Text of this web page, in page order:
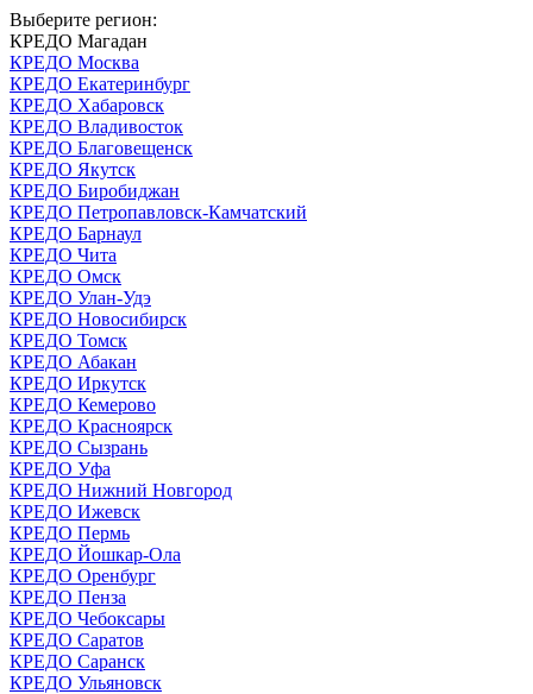
Выберите регион:
КРЕДО Магадан
КРЕДО Москва
КРЕДО Екатеринбург
КРЕДО Хабаровск
КРЕДО Владивосток
КРЕДО Благовещенск
КРЕДО Якутск
КРЕДО Биробиджан
КРЕДО Петропавловск-Камчатский
КРЕДО Барнаул
КРЕДО Чита
КРЕДО Омск
КРЕДО Улан-Удэ
КРЕДО Новосибирск
КРЕДО Томск
КРЕДО Абакан
КРЕДО Иркутск
КРЕДО Кемерово
КРЕДО Красноярск
КРЕДО Сызрань
КРЕДО Уфа
КРЕДО Нижний Новгород
КРЕДО Ижевск
КРЕДО Пермь
КРЕДО Йошкар-Ола
КРЕДО Оренбург
КРЕДО Пенза
КРЕДО Чебоксары
КРЕДО Саратов
КРЕДО Саранск
КРЕДО Ульяновск